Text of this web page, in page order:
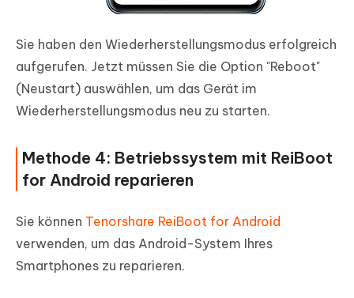
Sie haben den Wiederherstellungsmodus erfolgreich
aufgerufen. Jetzt müssen Sie die Option "Reboot"
(Neustart) auswählen, um das Gerät im
Wiederherstellungsmodus neu zu starten.
Methode 4: Betriebssystem mit ReiBoot
for Android reparieren
Sie können Tenorshare ReiBoot for Android
verwenden, um das Android-System Ihres
Smartphones zu reparieren.